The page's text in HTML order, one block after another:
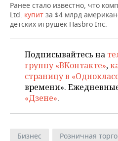
КИБЕРСПОРТ
ФИГУРНОЕ КАТАНИЕ
ВОДНЫЕ ВИДЫ СПОРТА
ХОККЕЙ С МЯЧОМ
КУЛЬТУРА
МЕДИЦИНА
ОБРАЗОВАНИЕ
ПРОИСШЕСТВИЯ
СПИСОК КОМПАНИЙ
Ранее стало известно, что
Ltd. купит за $4 млрд
детских игрушек Hasbro Inc.
Подписывайтесь на
группу «ВКонтакте»,
страницу в
времени».
«Дзене».
Бизнес Розничная